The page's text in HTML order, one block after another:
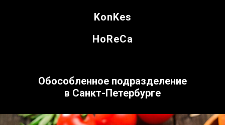
KonKes
HoReCa
Обособленное подразделение
в Санкт-Петербурге